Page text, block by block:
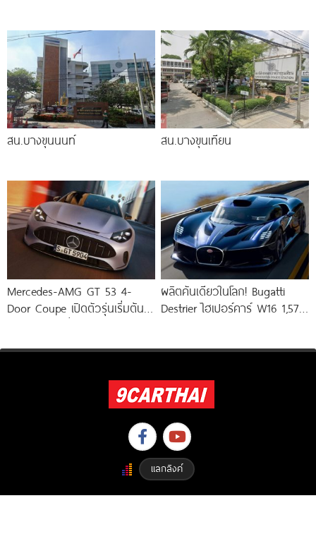
สน.บางขุนนนท์ สน.บางขุนเทียน
Mercedes-AMG GT 53 4-
Door Coupe เปิดตัวรุ่นเริ่มต้น
ผลิตคันเดียวในโลก! Bugatti
Destrier ไฮเปอร์คาร์ W16 1,578
แลกลิงค์